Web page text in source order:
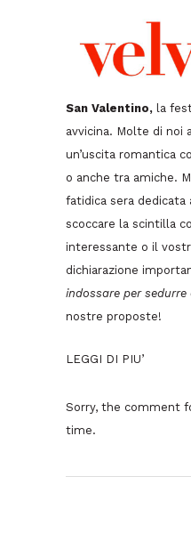
San Valentino, la
avvicina. Molte di noi
un’uscita romantica
o anche tra amiche.
fatidica sera dedicata
scoccare la scintilla
interessante o il
dichiarazione
indossare per sedurre
nostre proposte!
LEGGI DI PIU’
Sorry, the comment
time.